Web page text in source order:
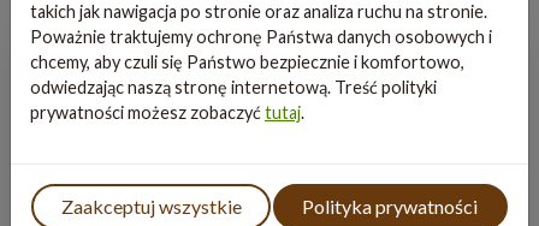
takich jak nawigacja po stronie oraz analiza ruchu na stronie.
Poważnie traktujemy ochronę Państwa danych osobowych i
chcemy, aby czuli się Państwo bezpiecznie i komfortowo,
odwiedzając naszą stronę internetową. Treść polityki
prywatności możesz zobaczyćtutaj.
Zaakceptuj wszystkie Polityka prywatności